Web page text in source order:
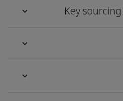
Key